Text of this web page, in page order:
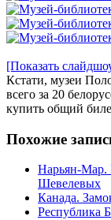
[Показать
Кстати, музеи
всего за 20
купить общий
Похожие
Нарьян-Мар.
Шевелевых
Канада.
Республика